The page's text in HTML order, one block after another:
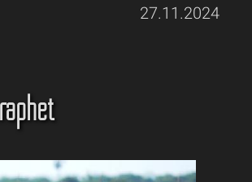
27.11.2024